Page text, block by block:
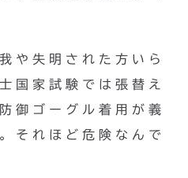
や失明された方いら
国家試験では張替え
御ゴーグル着用が義
それほど危険なんで